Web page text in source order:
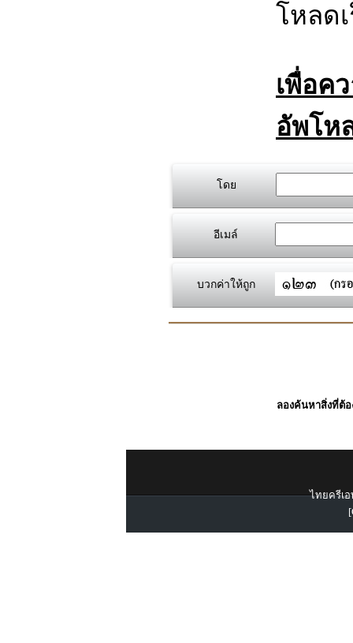
โหลด
เพื่อค
อัพโห
โดย
อีเมล์
บวกค่าให้ถูก
ลองค้นหาสิ่งที่ต้อ
ไทยครีเอ
[